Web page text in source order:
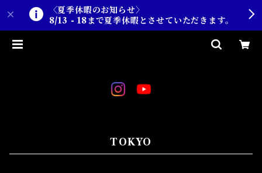
〈夏季休暇のお知らせ〉
8/13 - 18まで夏季休暇とさせていただきます。
TOKYO